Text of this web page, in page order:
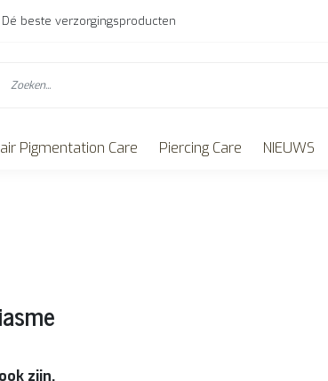
Dé beste verzorgingsproducten
Pigmentation Care Piercing Care NIEUWS
zijn.